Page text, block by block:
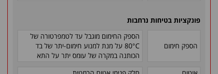
פונקציות בטיחות נרחבות
הספק חימום
הספק החימום מוגבל עד לטמפרטורה של
80°C על מנת למנוע חימום-יתר של בד
הכותנה במקרה של עומס יתר על התא